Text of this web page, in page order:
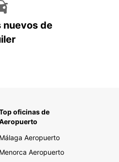
nuevos de
oficinas de
Málaga Aeropuerto
Menorca Aeropuerto